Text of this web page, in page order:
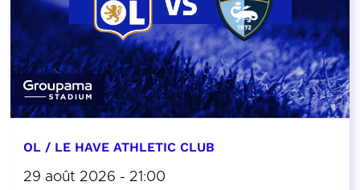
OL / LE HAVE ATHLETIC CLUB
29 août 2026 - 21:00